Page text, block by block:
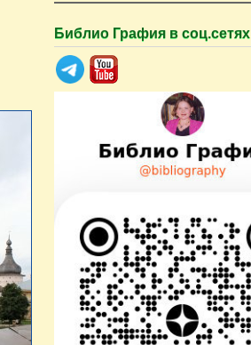
Библио Графия в соц.сетях